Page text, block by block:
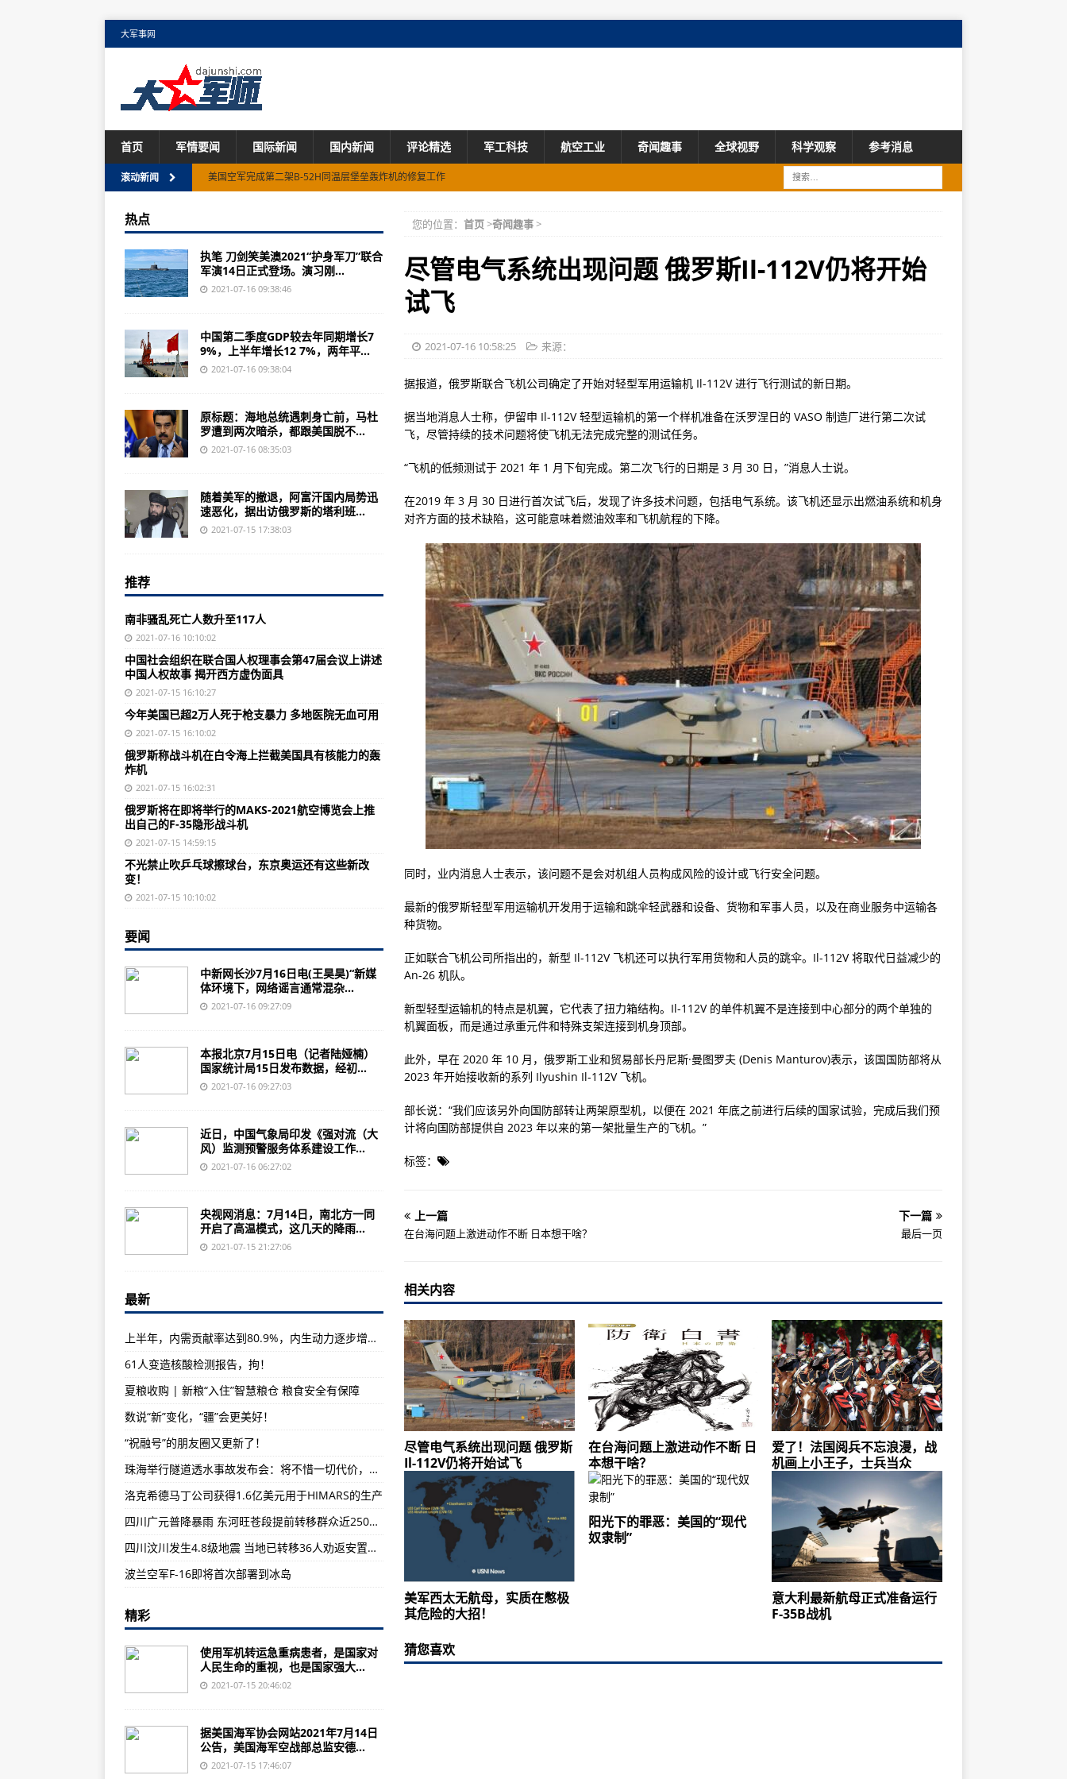
大军事网
首页 军情要闻 国际新闻 国内新闻 评论精选 军工科技 航空工业 奇闻趣事 全球视野 科学观察 参考消息
滚动新闻
美国空军完成第二架B-52H同温层堡垒轰炸机的修复工作
世贸组织成员承诺2021年底前完成渔业补贴谈判
南非骚乱死亡人数升至117人
美澳牵头 纠集11国军队“剑指中国”！
被美国“卡脖子”！印光辉量产，要买100台发动机
俄新型军机宣传片出现印度飞行员 印媒又幻想
美国最怕中国什么？胡锡进：其实不是东风-41
“新疆各民族亲如一家、血脉相连”
打击“水客”走私！海关查扣涉嫌走私进口名表 涉案金额上亿
上半年，内需贡献率达到80.9%，内生动力逐步增强 国民经济稳中加固稳中向好（经济新方位·年中数据怎
么看）
我国经济持续稳定恢复 上半年国内生产总值同比增12.7%
俄军“放大招”，F-35战机迎“劲敌”，俄第二款五代机将现身
8000吨驱逐舰上，设置408个导弹发射坑，俄海军22350M型非常给力
爱了！法国阅兵不忘浪漫，战机画上小王子，士兵当众求婚亲吻女友
海地总统遇刺身亡前，马杜罗遭到两次暗杀，都跟美国脱不了干系
中国驻南非大使慰问骚乱中受损失侨胞和中资企业人员
跳水皇后重回泳池！郭晶晶将任东京奥运会跳水评委
中国气象局：试点探索构建大风灾害监测预警服务体系
澳门修法禁止倒挂、倒插或随意丢弃国旗等行为
夏粮收购 | 新粮“入住”智慧粮仓 粮食安全有保障
高温下的坚守 | 电力工人身穿厚厚绝缘服 高空检修隐患线路
空间站 工作生活两不误（筑梦“太空之家”——中国空间站建设记⑥）
夏粮收购 | 优服务、强监管维护种粮农民利益 确保农民卖上放心粮、明白粮
AG50第二架原型机机体结构系统在珠海实现交付
“祝融号”的朋友圈又更新了！
珠海举行隧道透水事故发布会：将不惜一切代价，全力开展救援工作
日本航空公司计划在2025年推出空中出租车业务
俄罗斯开始测试新型重型装备伞降系统
英航波音787前起落架突然垮塌调查报告出来了
美军西太无航母，实质在憋极其危险的大招！
阿富汗中国到底该不该介入？
中国社会组织在联合国人权理事会第47届会议上讲述中国人权故事 揭开西方虚伪面具
阳光下的罪恶：美国的“现代奴隶制”
相差1.1万人！美联社：纽约州政府对新冠肺炎死亡人数统计出现较大误差
尽管电气系统出现问题 俄罗斯Il-112V仍将开始试飞
法国准备向乌克兰提供阵风战斗机
您的位置： 首页>奇闻趣事>
尽管电气系统出现问题 俄罗斯Il-112V仍将开始
试飞
2021-07-16 10:58:25 来源：
据报道，俄罗斯联合飞机公司确定了开始对轻型军用运输机 Il-112V 进行飞行测试的新日期。
据当地消息人士称，伊留申 Il-112V 轻型运输机的第一个样机准备在沃罗涅日的 VASO 制造厂进行第二次试
飞，尽管持续的技术问题将使飞机无法完成完整的测试任务。
“飞机的低频测试于 2021 年 1 月下旬完成。第二次飞行的日期是 3 月 30 日，”消息人士说。
在2019 年 3 月 30 日进行首次试飞后，发现了许多技术问题，包括电气系统。该飞机还显示出燃油系统和机身
对齐方面的技术缺陷，这可能意味着燃油效率和飞机航程的下降。
同时，业内消息人士表示，该问题不是会对机组人员构成风险的设计或飞行安全问题。
最新的俄罗斯轻型军用运输机开发用于运输和跳伞轻武器和设备、货物和军事人员，以及在商业服务中运输各
种货物。
正如联合飞机公司所指出的，新型 Il-112V 飞机还可以执行军用货物和人员的跳伞。Il-112V 将取代日益减少的
An-26 机队。
新型轻型运输机的特点是机翼，它代表了扭力箱结构。Il-112V 的单件机翼不是连接到中心部分的两个单独的
机翼面板，而是通过承重元件和特殊支架连接到机身顶部。
此外，早在 2020 年 10 月，俄罗斯工业和贸易部长丹尼斯·曼图罗夫 (Denis Manturov)表示，该国国防部将从
2023 年开始接收新的系列 Ilyushin Il-112V 飞机。
部长说：“我们应该另外向国防部转让两架原型机，以便在 2021 年底之前进行后续的国家试验，完成后我们预
计将向国防部提供自 2023 年以来的第一架批量生产的飞机。”
标签：
上一篇
在台海问题上激进动作不断 日本想干啥？
下一篇
最后一页
相关内容
尽管电气系统出现问题 俄罗斯
Il-112V仍将开始试飞
在台海问题上激进动作不断 日
本想干啥？
爱了！法国阅兵不忘浪漫，战
机画上小王子，士兵当众
美军西太无航母，实质在憋极
其危险的大招！
阳光下的罪恶：美国的“现代
奴隶制”
意大利最新航母正式准备运行
F-35B战机
猜您喜欢
热点
执笔 刀剑笑美澳2021“护身军刀”联合
军演14日正式登场。演习刚...
2021-07-16 09:38:46
中国第二季度GDP较去年同期增长7
9%，上半年增长12 7%，两年平...
2021-07-16 09:38:04
原标题：海地总统遇刺身亡前，马杜
罗遭到两次暗杀，都跟美国脱不...
2021-07-16 08:35:03
随着美军的撤退，阿富汗国内局势迅
速恶化，据出访俄罗斯的塔利班...
2021-07-15 17:38:03
推荐
南非骚乱死亡人数升至117人
2021-07-16 10:10:02
中国社会组织在联合国人权理事会第47届会议上讲述
中国人权故事 揭开西方虚伪面具
2021-07-15 16:10:27
今年美国已超2万人死于枪支暴力 多地医院无血可用
2021-07-15 16:10:02
俄罗斯称战斗机在白令海上拦截美国具有核能力的轰
炸机
2021-07-15 16:02:31
俄罗斯将在即将举行的MAKS-2021航空博览会上推
出自己的F-35隐形战斗机
2021-07-15 14:59:15
不光禁止吹乒乓球擦球台，东京奥运还有这些新改
变！
2021-07-15 10:10:02
要闻
中新网长沙7月16日电(王昊昊)“新媒
体环境下，网络谣言通常混杂...
2021-07-16 09:27:09
本报北京7月15日电（记者陆娅楠）
国家统计局15日发布数据，经初...
2021-07-16 09:27:03
近日，中国气象局印发《强对流（大
风）监测预警服务体系建设工作...
2021-07-16 06:27:02
央视网消息：7月14日，南北方一同
开启了高温模式，这几天的降雨...
2021-07-15 21:27:06
最新
上半年，内需贡献率达到80.9%，内生动力逐步增强 国民经济稳中加固稳中向好（经济新方位·年中数据怎么看）
61人变造核酸检测报告，拘！
夏粮收购 | 新粮“入住”智慧粮仓 粮食安全有保障
数说“新”变化，“疆”会更美好！
“祝融号”的朋友圈又更新了！
珠海举行隧道透水事故发布会：将不惜一切代价，全力开展救援工作
洛克希德马丁公司获得1.6亿美元用于HIMARS的生产
四川广元普降暴雨 东河旺苍段提前转移群众近2500人
四川汶川发生4.8级地震 当地已转移36人劝返安置游客695人
波兰空军F-16即将首次部署到冰岛
精彩
使用军机转运急重病患者，是国家对
人民生命的重视，也是国家强大...
2021-07-15 20:46:02
据美国海军协会网站2021年7月14日
公告，美国海军空战部总监安德...
2021-07-15 17:46:07